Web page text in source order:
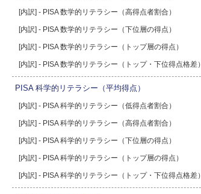
[内訳] - PISA 数学的リテラシー（高得点者割合）
[内訳] - PISA 数学的リテラシー（下位層の得点）
[内訳] - PISA 数学的リテラシー（トップ層の得点）
[内訳] - PISA 数学的リテラシー（トップ・下位得点格差）
PISA 科学的リテラシー（平均得点）
[内訳] - PISA 科学的リテラシー（低得点者割合）
[内訳] - PISA 科学的リテラシー（高得点者割合）
[内訳] - PISA 科学的リテラシー（下位層の得点）
[内訳] - PISA 科学的リテラシー（トップ層の得点）
[内訳] - PISA 科学的リテラシー（トップ・下位得点格差）